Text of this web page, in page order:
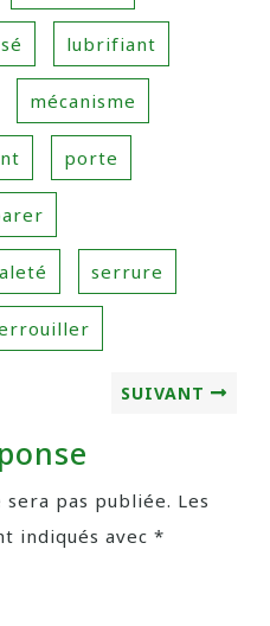
lubrifiant
mécanisme
porte
serrure
SUIVANT
pas publiée. Les
indiqués avec *